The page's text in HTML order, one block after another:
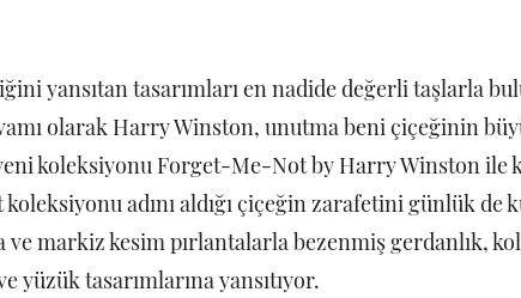
yansıtan tasarımları en nadide değerli taşlarla
olarak Harry Winston, unutma beni çiçeğinin
koleksiyonu Forget-Me-Not by Harry Winston ile
adını aldığı çiçeğin zarafetini günlük de
markiz kesim pırlantalarla bezenmiş gerdanlık,
yüzük tasarımlarına yansıtıyor.